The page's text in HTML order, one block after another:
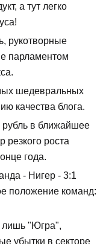
а тут легко
рукотворные
парламентом
шедевральных
качества блога.
рубль в ближайшее
резкого роста
года.
- Нигер - 3:1
положение команд:
лишь "Югра",
убытки в секторе